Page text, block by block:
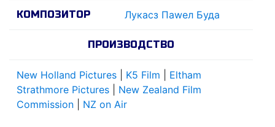
КОМПОЗИТОР Лукасз Паwел Буда
ПРОИЗВОДСТВО
New Holland Pictures K5 Film
Eltham
Strathmore Pictures
New Zealand Film
Commission
NZ on Air